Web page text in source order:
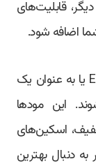
قابلیت‌های
اضافه شود.
این مودهای موقت معمولا در بخش Events یا به عنوان یک
این مودها
اسکین‌های
دنبال بهترین